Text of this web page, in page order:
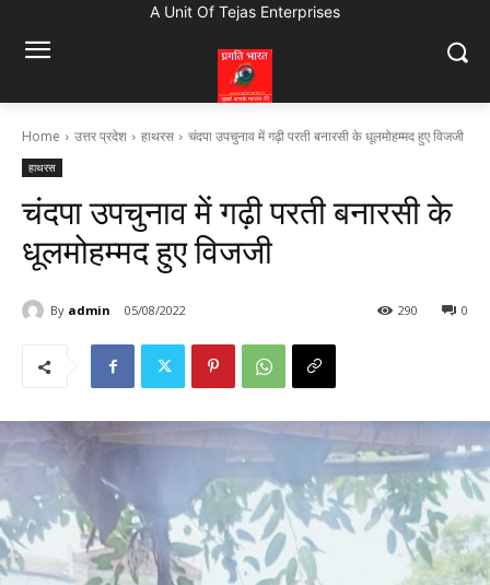
A Unit Of Tejas Enterprises
Home उत्तर प्रदेश हाथरस चंदपा उपचुनाव में गढ़ी परती बनारसी के धूलमोहम्मद हुए विजजी
हाथरस
चंदपा उपचुनाव में गढ़ी परती बनारसी के
धूलमोहम्मद हुए विजजी
By admin 05/08/2022 0
290